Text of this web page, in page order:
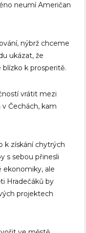
neumí Američan
nýbrž chceme
ukázat, že
k prosperitě.
vrátit mezi
Čechách, kam
k získání chytrých
s sebou přinesli
ale
Hradečáků by
projektech